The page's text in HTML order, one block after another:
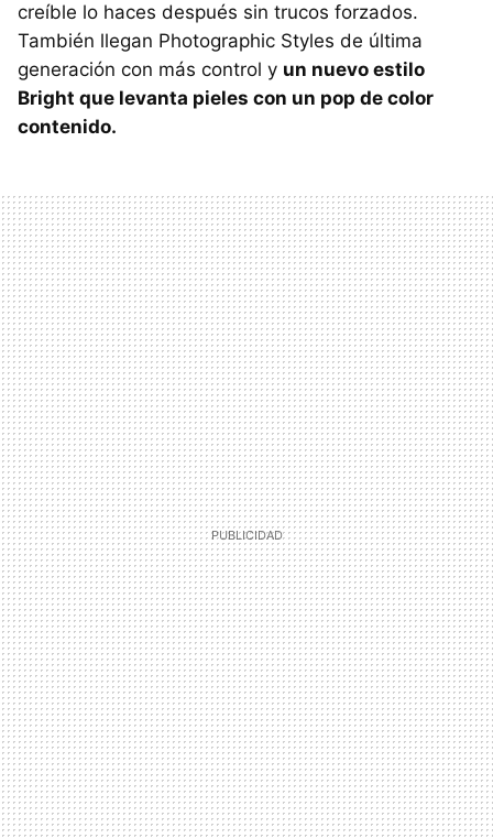
creíble lo haces después sin trucos forzados.
También llegan Photographic Styles de última
generación con más control y un nuevo estilo
Bright que levanta pieles con un pop de color
contenido.